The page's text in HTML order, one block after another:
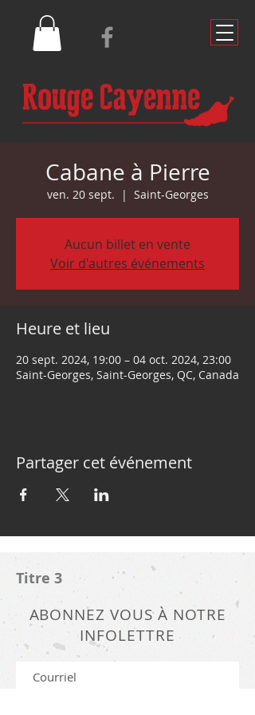
Cabane à Pierre
ven. 20 sept.
  |
Saint-Georges
Aucun billet en vente
Voir d'autres événements
Heure et lieu
20 sept. 2024, 19:00 – 04 oct. 2024, 23:00
Saint-Georges, Saint-Georges, QC, Canada
Partager cet événement
Titre 3
ABONNEZ VOUS À NOTRE
INFOLETTRE